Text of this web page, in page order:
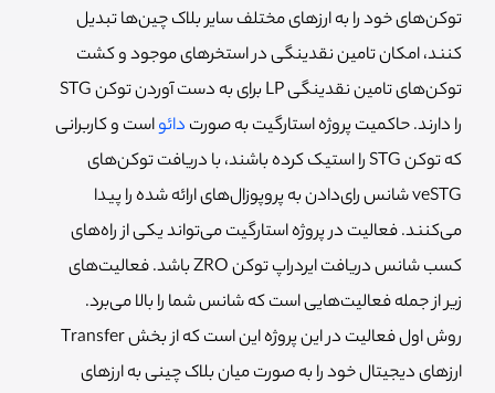
توکن‌های خود را به ارزهای مختلف سایر بلاک چین‌ها تبدیل
کنند، امکان تامین نقدینگی در استخرهای موجود و کشت
توکن‌های تامین نقدینگی LP برای به دست آوردن توکن STG
را دارند. حاکمیت پروژه استارگیت به صورت دائواست و کاربرانی
که توکن STG را استیک کرده باشند، با دریافت توکن‌های
veSTG شانس رای‌دادن به پروپوزال‌های ارائه شده را پیدا
می‌کنند. فعالیت در پروژه استارگیت می‌تواند یکی از راه‌های
کسب شانس دریافت ایردراپ توکن ZRO باشد. فعالیت‌های
زیر از جمله فعالیت‌هایی است که شانس شما را بالا می‌برد.
روش اول فعالیت در این پروژه این است که از بخش Transfer
ارزهای دیجیتال خود را به صورت میان بلاک چینی به ارزهای